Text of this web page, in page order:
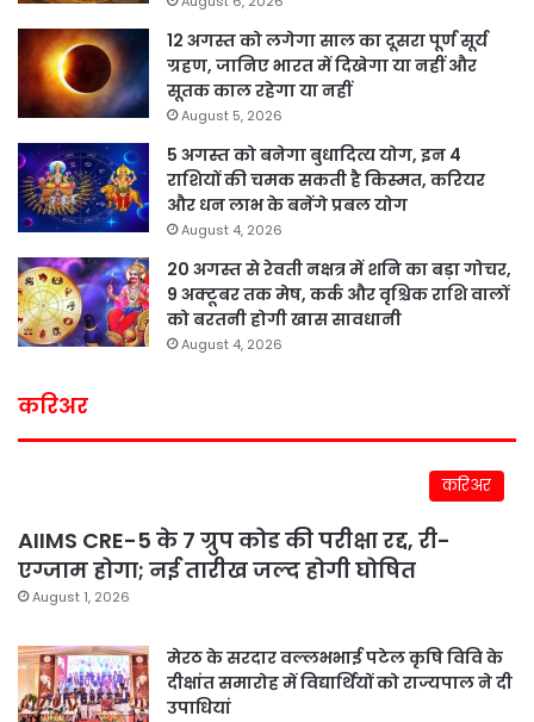
12 अगस्त को लगेगा साल का दूसरा पूर्ण सूर्य
ग्रहण, जानिए भारत में दिखेगा या नहीं और
सूतक काल रहेगा या नहीं
August 5, 2026
5 अगस्त को बनेगा बुधादित्य योग, इन 4
राशियों की चमक सकती है किस्मत, करियर
और धन लाभ के बनेंगे प्रबल योग
August 4, 2026
20 अगस्त से रेवती नक्षत्र में शनि का बड़ा गोचर,
9 अक्टूबर तक मेष, कर्क और वृश्चिक राशि वालों
को बरतनी होगी खास सावधानी
August 4, 2026
करिअर
करिअर
AIIMS CRE-5 के 7 ग्रुप कोड की परीक्षा रद्द, री-
एग्जाम होगा; नई तारीख जल्द होगी घोषित
August 1, 2026
मेरठ के सरदार वल्लभभाई पटेल कृषि विवि के
दीक्षांत समारोह में विद्यार्थियों को राज्यपाल ने दी
उपाधियां